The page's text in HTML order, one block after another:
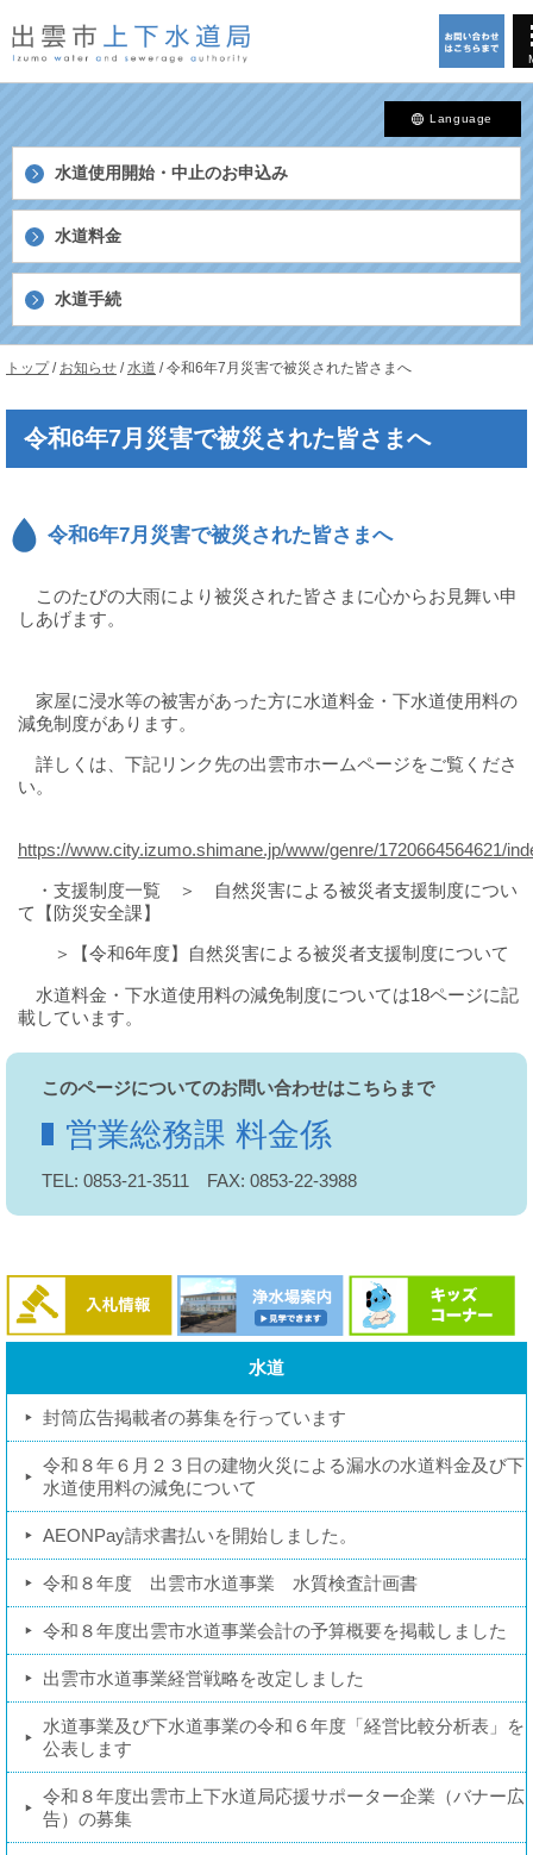
Language
水道使用開始・中止のお申込み
水道料金
水道手続
根
市
水
現
の
トップ/ お知らせ /水道 /令和6年7月災害で被災された皆さまへ
令和6年7月災害で被災された皆さまへ
令和6年7月災害で被災された皆さまへ
このたびの大雨により被災された皆さまに心からお見舞い申
しあげます。
家屋に浸水等の被害があった方に水道料金・下水道使用料の
減免制度があります。
詳しくは、下記リンク先の出雲市ホームページをご覧くださ
い。
https://www.city.izumo.shimane.jp/www/genre/1720664564621/
・支援制度一覧 ＞ 自然災害による被災者支援制度につい
て【防災安全課】
＞【令和6年度】自然災害による被災者支援制度について
水道料金・下水道使用料の減免制度については18ページに記
載しています。
このページについてのお問い合わせはこちらまで
営業総務課 料金係
TEL: 0853-21-3511 FAX: 0853-22-3988
水道
封筒広告掲載者の募集を行っています
令和８年６月２３日の建物火災による漏水の水道料金及び下
水道使用料の減免について
AEONPay請求書払いを開始しました。
令和８年度 出雲市水道事業 水質検査計画書
令和８年度出雲市水道事業会計の予算概要を掲載しました
出雲市水道事業経営戦略を改定しました
水道事業及び下水道事業の令和６年度「経営比較分析表」を
公表します
令和８年度出雲市上下水道局応援サポーター企業（バナー広
告）の募集